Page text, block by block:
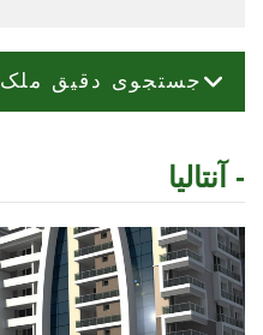
جستجوی دقیق ملک
آنتالیا -